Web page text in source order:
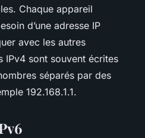
Chaque appareil
d’une adresse IP
avec les autres
IPv4 sont souvent écrites
séparés par des
192.168.1.1.